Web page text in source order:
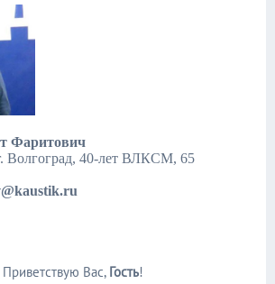
Фаритович
Волгоград, 40-лет ВЛКСМ, 65
Приветствую Вас, Гость!